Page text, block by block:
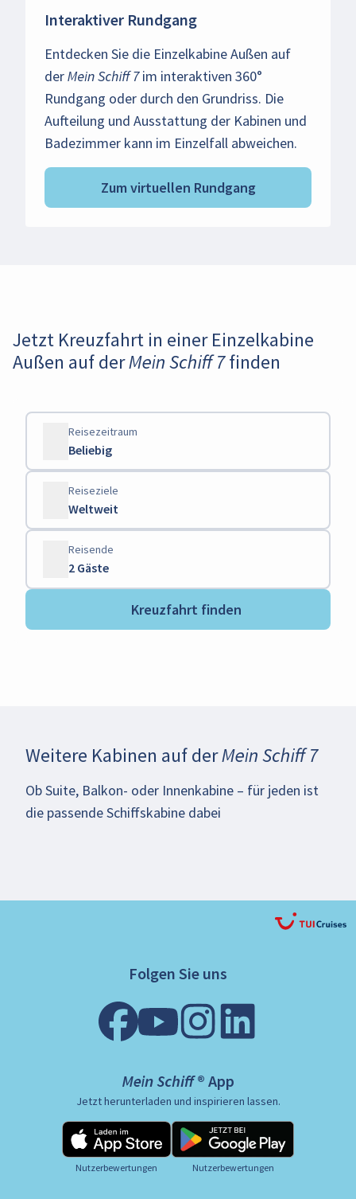
Interaktiver Rundgang
Entdecken Sie die Einzelkabine Außen auf
derMein Schiff 7im interaktiven 360°
Rundgang oder durch den Grundriss. Die
Aufteilung und Ausstattung der Kabinen und
Badezimmer kann im Einzelfall abweichen.
Zum virtuellen Rundgang
Jetzt Kreuzfahrt in einer Einzelkabine
Außen auf der Mein Schiff 7 finden
Reisezeitraum
Beliebig
Reiseziele
Weltweit
Reisende
2 Gäste
Kreuzfahrt finden
Weitere Kabinen auf derMein Schiff 7
Ob Suite, Balkon- oder Innenkabine – für jeden ist
die passende Schiffskabine dabei
Folgen Sie uns
Mein Schiff ® App
Jetzt herunterladen und inspirieren lassen.
Nutzerbewertungen Nutzerbewertungen